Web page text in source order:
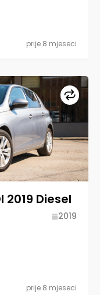
prije 8 mjeseci
2019 Diesel
2019
prije 8 mjeseci